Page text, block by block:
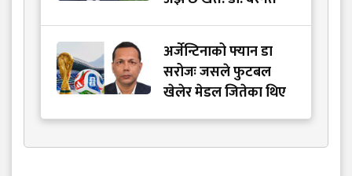
अर्जेन्टिनाको फ्यान डा
सरोजः जसले फुटबल
खेलेर मेडल जितेका थिए